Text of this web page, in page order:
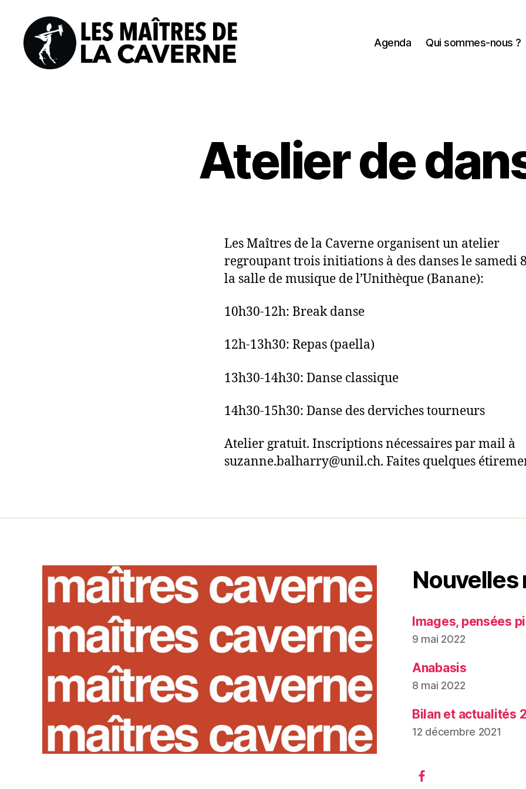
Agenda Qui sommes-nous ?
Atelier de
Les Maîtres de la Caverne organisent un atelier
regroupant trois initiations à des danses le samedi
la salle de musique de l’Unithèque (Banane):
10h30-12h: Break danse
12h-13h30: Repas (paella)
13h30-14h30: Danse classique
14h30-15h30: Danse des derviches tourneurs
Atelier gratuit. Inscriptions nécessaires par mail à
suzanne.balharry@unil.ch. Faites quelques
Images, pensées
9 mai 2022
Anabasis
8 mai 2022
Bilan et actualités
12 décembre 2021